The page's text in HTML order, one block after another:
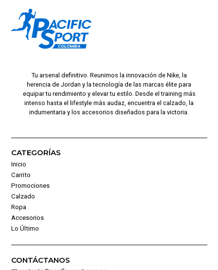
Tu arsenal definitivo. Reunimos la innovación de Nike, la
herencia de Jordan y la tecnología de las marcas élite para
equipar tu rendimiento y elevar tu estilo. Desde el training más
intenso hasta el lifestyle más audaz, encuentra el calzado, la
indumentaria y los accesorios diseñados para la victoria.
CATEGORÍAS
Inicio
Carrito
Promociones
Calzado
Ropa
Accesorios
Lo Último
CONTÁCTANOS